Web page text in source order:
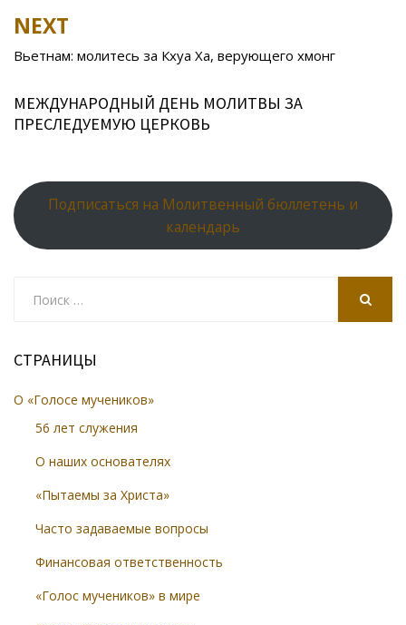
ki
NEXT
Вьетнам: молитесь за Кхуа Ха, верующего хмонг
МЕЖДУНАРОДНЫЙ ДЕНЬ МОЛИТВЫ ЗА
ПРЕСЛЕДУЕМУЮ ЦЕРКОВЬ
Подписаться на Молитвенный бюллетень и
календарь
СТРАНИЦЫ
О «Голосе мучеников»
56 лет служения
О наших основателях
«Пытаемы за Христа»
Часто задаваемые вопросы
Финансовая ответственность
«Голос мучеников» в мире